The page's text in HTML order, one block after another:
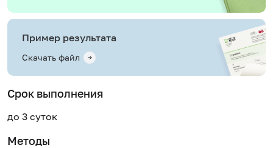
Пример результата
Скачать файл
Срок выполнения
до 3 суток
Методы